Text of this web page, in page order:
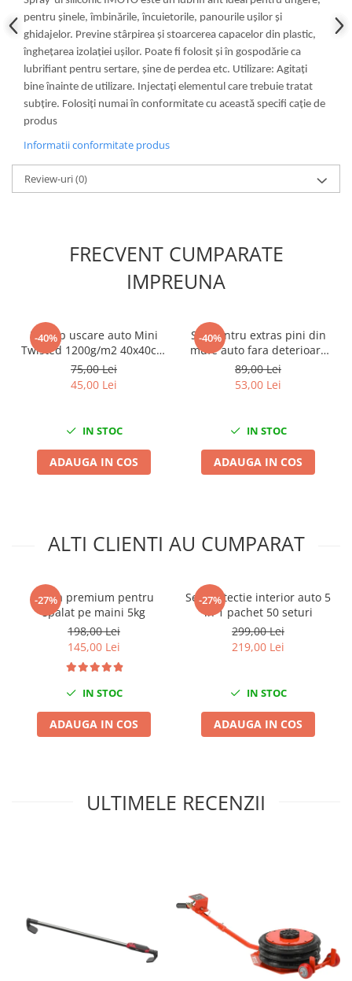
Scule fixare distributie
Alfa romeo
Audi
Bmw
Chevrolet
Chrysler
Fiat
Ford
Mercedes
Mini
Universale
Volvo
Scule pentru tinichigerie
Scule Pneumatice
Accesorii Pneumatice
Alte scule pneumatice
Chei cu clichet
Compresoare
Filtre Pneumatice
Pistoale de vopsit
Diagnoza si masurari
pentru șinele, îmbinările, încuietorile, panourile ușilor și
ghidajelor. Previne stârpirea și stoarcerea capacelor din plastic,
înghețarea izolației ușilor. Poate fi folosit și în gospodărie ca
lubrifiant pentru sertare, șine de perdea etc. Utilizare: Agitați
bine înainte de utilizare. Injectați elementul care trebuie tratat
subțire. Folosiți numai în conformitate cu această specifi cație de
produs
Informatii conformitate produs
Review-uri(0)
FRECVENT CUMPARATE
IMPREUNA
-40%
Prosop uscare auto Mini
Twisted 1200g/m2 40x40cm
King Dryer
75,00 Lei
45,00 Lei
IN STOC
ADAUGA IN COS
-40%
Set pentru extras pini din
mufe auto fara deterioare
38 piese
89,00 Lei
53,00 Lei
IN STOC
ADAUGA IN COS
ALTI CLIENTI AU CUMPARAT
-27%
Pasta premium pentru
spalat pe maini 5kg
198,00 Lei
145,00 Lei
IN STOC
ADAUGA IN COS
-27%
Set protectie interior auto 5
in 1 pachet 50 seturi
299,00 Lei
219,00 Lei
IN STOC
ADAUGA IN COS
ULTIMELE RECENZII